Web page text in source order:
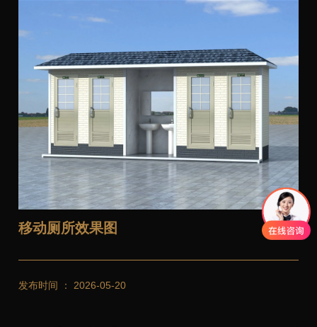
移动厕所效果图
发布时间 ： 2026-05-20